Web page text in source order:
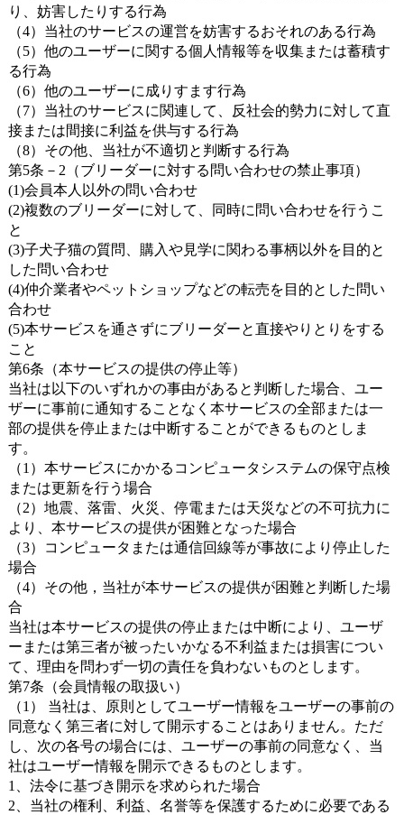
り、妨害したりする行為
（4）当社のサービスの運営を妨害するおそれのある行為
（5）他のユーザーに関する個人情報等を収集または蓄積す
る行為
（6）他のユーザーに成りすます行為
（7）当社のサービスに関連して、反社会的勢力に対して直
接または間接に利益を供与する行為
（8）その他、当社が不適切と判断する行為
第5条－2（ブリーダーに対する問い合わせの禁止事項）
(1)会員本人以外の問い合わせ
(2)複数のブリーダーに対して、同時に問い合わせを行うこ
と
(3)子犬子猫の質問、購入や見学に関わる事柄以外を目的と
した問い合わせ
(4)仲介業者やペットショップなどの転売を目的とした問い
合わせ
(5)本サービスを通さずにブリーダーと直接やりとりをする
こと
第6条（本サービスの提供の停止等）
当社は以下のいずれかの事由があると判断した場合、ユー
ザーに事前に通知することなく本サービスの全部または一
部の提供を停止または中断することができるものとしま
す。
（1）本サービスにかかるコンピュータシステムの保守点検
または更新を行う場合
（2）地震、落雷、火災、停電または天災などの不可抗力に
より、本サービスの提供が困難となった場合
（3）コンピュータまたは通信回線等が事故により停止した
場合
（4）その他，当社が本サービスの提供が困難と判断した場
合
当社は本サービスの提供の停止または中断により、ユーザ
ーまたは第三者が被ったいかなる不利益または損害につい
て、理由を問わず一切の責任を負わないものとします。
第7条（会員情報の取扱い）
（1） 当社は、原則としてユーザー情報をユーザーの事前の
同意なく第三者に対して開示することはありません。ただ
し、次の各号の場合には、ユーザーの事前の同意なく、当
社はユーザー情報を開示できるものとします。
1、法令に基づき開示を求められた場合
2、当社の権利、利益、名誉等を保護するために必要である